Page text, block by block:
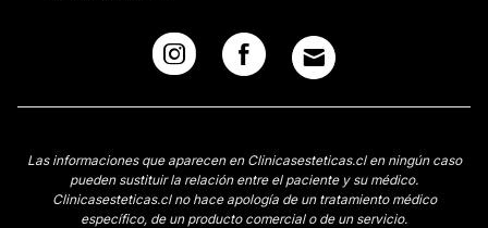
Las informaciones que aparecen en Clinicasesteticas.cl en ningún caso
pueden sustituir la relación entre el paciente y su médico.
Clinicasesteticas.cl no hace apología de un tratamiento médico
específico, de un producto comercial o de un servicio.